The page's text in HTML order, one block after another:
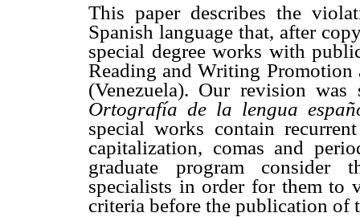
This paper describes the
Spanish language that, after
special degree works with
Reading and Writing Promotion
(Venezuela). Our revision
Ortografía de la lengua
special works contain
capitalization, comas and
graduate program consider
specialists in order for them to
criteria before the publication of